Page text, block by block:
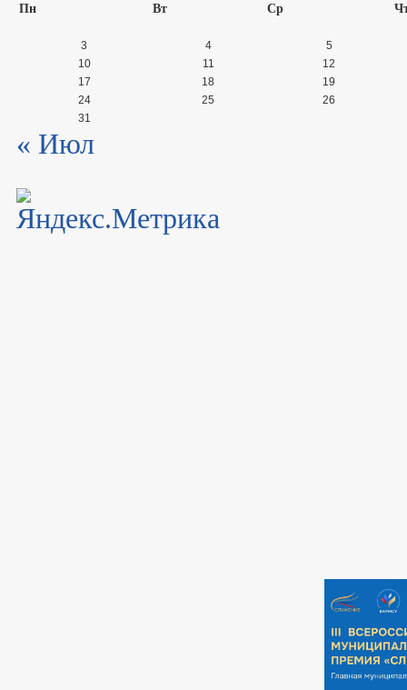
Пн
Вт Ср
3 4
5
10
11
12
17
18
19
24
25
26
31
« Июл